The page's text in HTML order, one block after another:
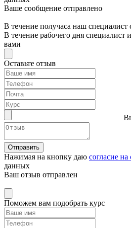
Ваше сообщение отправлено
В течение получаса наш специалист
В течение рабочего дня специалист
вами
Оставьте отзыв
Отправить
Нажимая на кнопку даю согласие на
данных
Ваш отзыв отправлен
Поможем вам подобрать курс